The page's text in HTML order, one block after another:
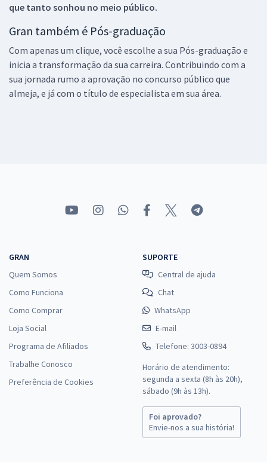
que tanto sonhou no meio público.
Gran também é Pós-graduação
Com apenas um clique, você escolhe a sua Pós-graduação e
inicia a transformação da sua carreira. Contribuindo com a
sua jornada rumo a aprovação no concurso público que
almeja, e já com o título de especialista em sua área.
GRAN
Quem Somos
Como Funciona
Como Comprar
Loja Social
Programa de Afiliados
Trabalhe Conosco
Preferência de Cookies
SUPORTE
Central de ajuda
Chat
WhatsApp
E-mail
Telefone: 3003-0894
Horário de atendimento:
segunda a sexta (8h às 20h),
sábado (9h às 13h).
Foi aprovado?
Envie-nos a sua história!